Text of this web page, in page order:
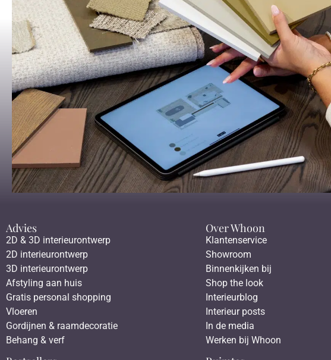
Advies
2D & 3D interieurontwerp
2D interieurontwerp
3D interieurontwerp
Afstyling aan huis
Gratis personal shopping
Vloeren
Gordijnen & raamdecoratie
Behang & verf
Over Whoon
Klantenservice
Showroom
Binnenkijken bij
Shop the look
Interieurblog
Interieur posts
In de media
Werken bij Whoon